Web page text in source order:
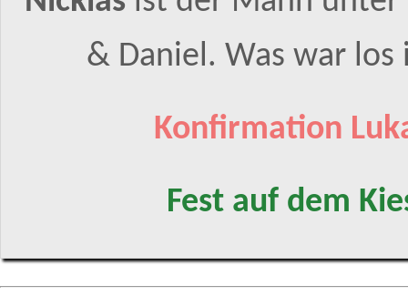
& Daniel. Was war
Konfirmation
Fest auf dem